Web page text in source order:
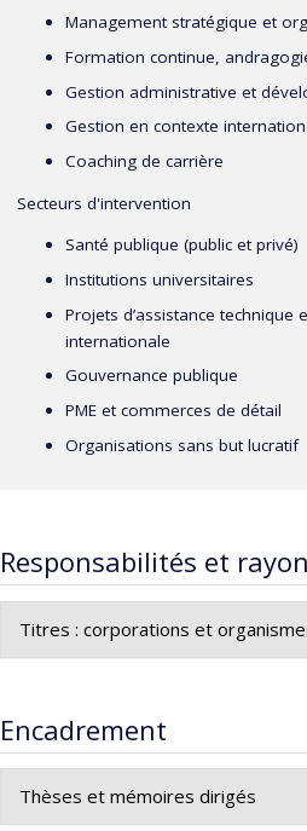
Management stratégique et
Formation continue,
Gestion administrative et
Gestion en contexte
Coaching de carrière
Secteurs d'intervention
Santé publique (public et privé)
Institutions universitaires
Projets d’assistance technique
internationale
Gouvernance publique
PME et commerces de détail
Organisations sans but lucratif
Responsabilités et
Titres : corporations et
Encadrement
Thèses et mémoires dirigés